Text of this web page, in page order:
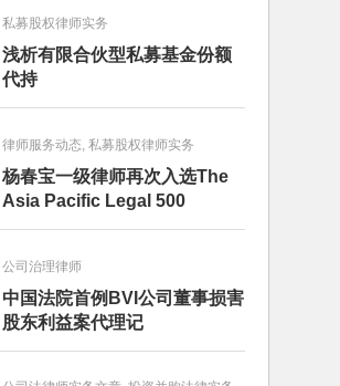
私募股权律师实务
浅析有限合伙型私募基金份额
代持
律师服务动态, 私募股权律师实务
杨春宝一级律师再次入选The
Asia Pacific Legal 500
公司治理律师
中国法院首例BVI公司董事损害
股东利益案代理记